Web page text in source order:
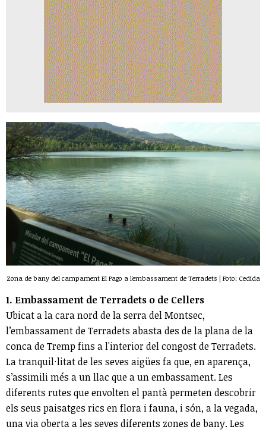
Zona de bany del campament El Pago a l'embassament de Terradets | Foto: Cedida
1. Embassament de Terradets o de Cellers
Ubicat a la cara nord de la serra del Montsec,
l’embassament de Terradets abasta des de la plana de la
conca de Tremp fins a l'interior del congost de Terradets.
La tranquil·litat de les seves aigües fa que, en aparença,
s’assimili més a un llac que a un embassament. Les
diferents rutes que envolten el pantà permeten descobrir
els seus paisatges rics en flora i fauna, i són, a la vegada,
una via oberta a les seves diferents zones de bany. Les